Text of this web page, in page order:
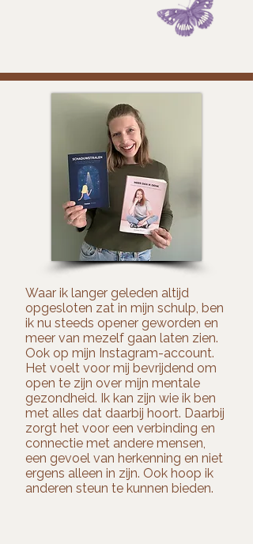
Waar ik langer geleden altijd
opgesloten zat in mijn schulp, ben
ik nu steeds opener geworden en
meer van mezelf gaan laten zien.
Ook op mijn Instagram-account.
Het voelt voor mij bevrijdend om
open te zijn over mijn mentale
gezondheid. Ik kan zijn wie ik ben
met alles dat daarbij hoort. Daarbij
zorgt het voor een verbinding en
connectie met andere mensen,
een gevoel van herkenning en niet
ergens alleen in zijn. Ook hoop ik
anderen steun te kunnen bieden.